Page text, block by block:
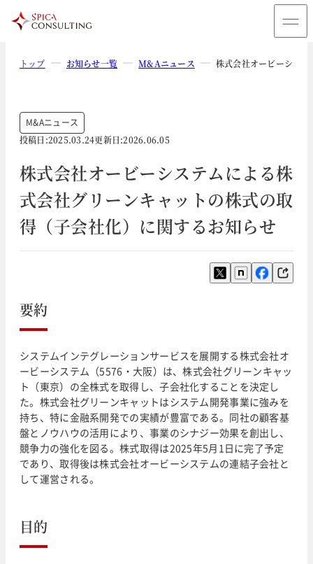
トップ お知らせ一覧 M&Aニュース 株式会社オービーシス
M&Aニュース
投稿日:2025.03.24更新日:2026.06.05
株式会社オービーシステムによる株
式会社グリーンキャットの株式の取
得（子会社化）に関するお知らせ
要約
システムインテグレーションサービスを展開する株式会社オ
ービーシステム（5576・大阪）は、株式会社グリーンキャッ
ト（東京）の全株式を取得し、子会社化することを決定し
た。株式会社グリーンキャットはシステム開発事業に強みを
持ち、特に金融系開発での実績が豊富である。同社の顧客基
盤とノウハウの活用により、事業のシナジー効果を創出し、
競争力の強化を図る。株式取得は2025年5月1日に完了予定
であり、取得後は株式会社オービーシステムの連結子会社と
して運営される。
目的